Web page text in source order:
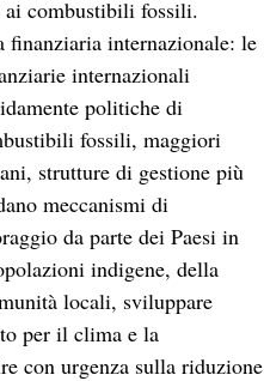
combustibili fossili.
internazionale: le
internazionali
politiche di
fossili, maggiori
strutture di gestione più
meccanismi di
da parte dei Paesi in
indigene, della
locali, sviluppare
per il clima e la
con urgenza sulla riduzione